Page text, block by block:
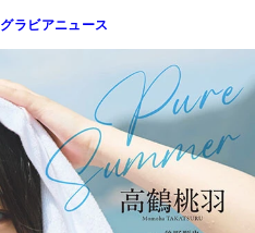
グラビアニュース